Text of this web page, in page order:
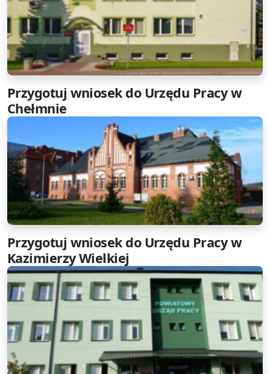
Przygotuj wniosek do Urzędu Pracy w
Chełmnie
Przygotuj wniosek do Urzędu Pracy w
Kazimierzy Wielkiej